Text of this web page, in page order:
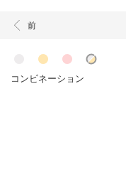
前
コンビネーション